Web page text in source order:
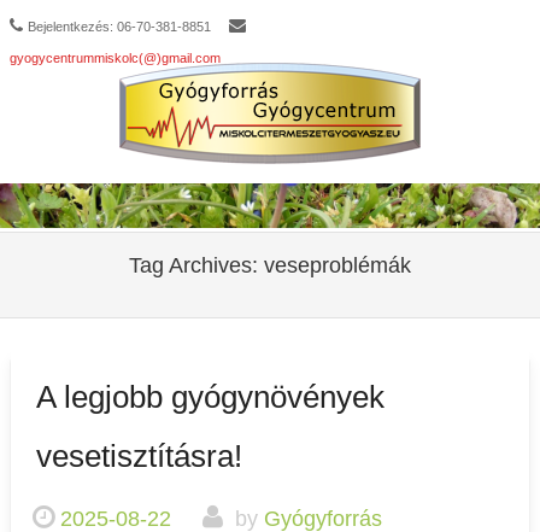
Bejelentkezés: 06-70-381-8851
gyogycentrummiskolc(@)gmail.com
Tag Archives: veseproblémák
A legjobb gyógynövények
vesetisztításra!
2025-08-22 by Gyógyforrás